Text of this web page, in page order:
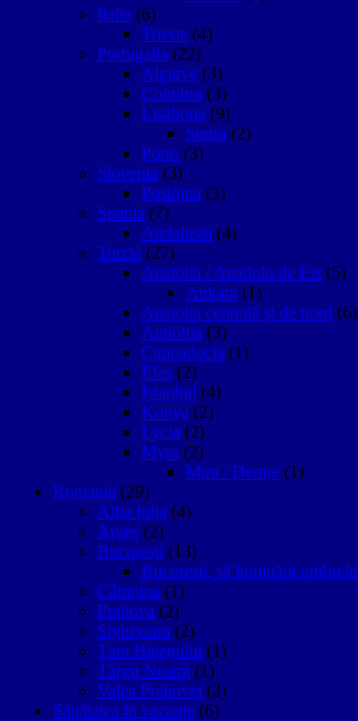
Italia (6)
Trieste (4)
Portugalia (22)
Algarve (3)
Coimbra (3)
Lisabona (9)
Sintra (2)
Porto (3)
Slovenia (3)
Postojna (3)
Spania (7)
Andalusia (4)
Turcia (27)
Anatolia / Anadolu de Est (5)
Ankara (1)
Anatolia centrală și de nord (6)
Antiohia (3)
Cappadocia (1)
Efes (2)
Istanbul (4)
Konya (2)
Lycia (2)
Myra (2)
Mira / Demre (1)
Romania (29)
Alba Iulia (4)
Argeș (2)
București (13)
București, să luminăm umbrele
Câmpina (1)
Prahova (2)
Sighişoara (2)
Țara Hațegului (1)
Târgu Neamţ (1)
Valea Prahovei (2)
Sănătatea în vacanțe (6)